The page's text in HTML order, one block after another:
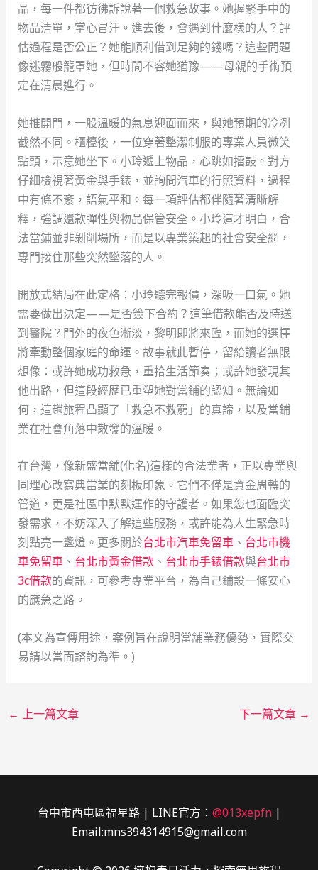
品，每一件都彷彿訴說著一個救急故事。她握緊手中的
物品清單，掌心冒汗。進去後，會遇到什麼樣的人？評
估過程是否公正？她能順利借到足夠的錢嗎？這些問題
像迷霧般籠罩她，但時間不容她猶豫——母親的手術預
定在清晨進行。
她推開門，一股溫暖的氣息迎面而來，與她預期的冷冽
截然不同。櫃檯後，一位穿著整潔制服的專業人員微笑
點頭，示意她坐下。小玲遞上物品，心跳如擂鼓。對方
仔細檢視著黃金與手錶，並詢問汽車的行照資料，過程
中有條不紊，語氣平和。每一項評估都伴隨著清晰解
釋，強調還款彈性與物品保管安全。小玲這才明白，合
法當鋪並非剝削場所，而是以專業築起的社會安全網，
專門接住那些突然墜落的人。
開放式結局在此定格：小玲聽完報價，深吸一口氣。她
需要做出決定——是否簽下合約？這筆借款能否及時送
到醫院？門外的夜色漸淡，黎明即將來臨，而她的選擇
將牽動整個家庭的命運。故事就此暫停，留給讀者無限
想像：或許她成功救急，重拾生活節奏；或許她發現其
他出路，但這段經歷已重塑她對當鋪的認知。無論如
何，這趟旅程凸顯了「救急不救窮」的真諦，以及當鋪
業在社會角落中散發的溫暖。
在台灣，像新盛當舖(化名)這樣的合法業者，正以專業與
同理心改寫典當業的刻板印象。它們不僅是資金周轉的
管道，更是社區中默默運作的守護者。如果您也面臨突
發需求，不妨深入了解這些服務，或許能為人生緊急時
刻點亮一盞燈。更多關於台北市汽車免留車、 台北市機
車免留車、 台北市黃金借款、 台北市手錶借款與台北市
3c借款的資訊，可參考專業平台，為自己鋪設一條安心
的應急之路。
(本文為宣傳用途，案例旨在說明當舖業務優勢，實際交
易請以當面諮詢為準。)
← 上一篇文章 下一篇文章 →
台中市西屯區福星路 | LINE官方： @013xepfn|
Email:mns394314915@gmail.com